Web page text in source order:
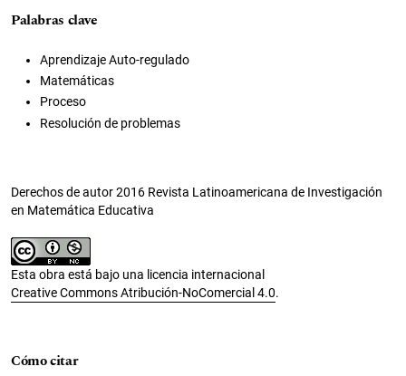
Palabras clave
Aprendizaje Auto-regulado
Matemáticas
Proceso
Resolución de problemas
Derechos de autor 2016 Revista Latinoamericana de Investigación
en Matemática Educativa
Esta obra está bajo una licencia internacional
Creative Commons Atribución-NoComercial 4.0.
Cómo citar